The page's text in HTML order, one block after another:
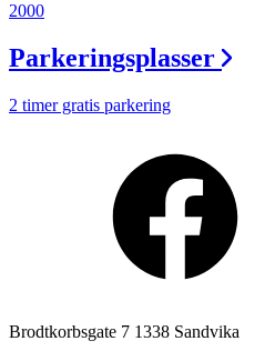
Min Shopping-app
2000
Parkeringsplasser
2 timer gratis parkering
Brodtkorbsgate 7 1338 Sandvika